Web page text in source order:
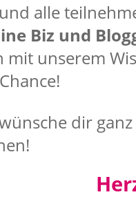
alle
Biz und
mit unserem
dir